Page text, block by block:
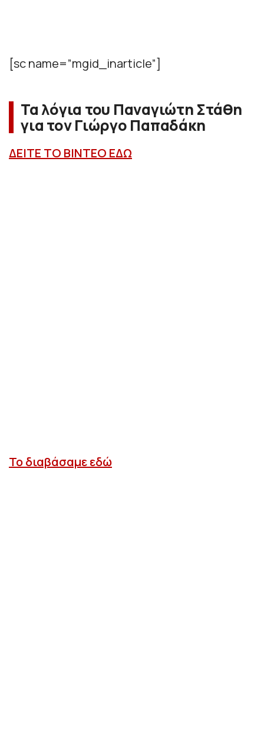
[sc name=”mgid_inarticle”]
Τα λόγια του Παναγιώτη Στάθη
για τον Γιώργο Παπαδάκη
ΔΕΙΤΕ ΤΟ ΒΙΝΤΕΟ ΕΔΩ
Το διαβάσαμε εδώ